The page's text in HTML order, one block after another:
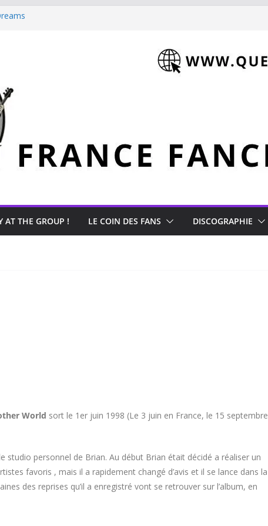
Mercury
AT THE GROUP ! LE COIN DES FANS DISCOGRAPHIE
World sort le 1er juin 1998 (Le 3 juin en France, le 15 septembre
studio personnel de Brian. Au début Brian était décidé a réaliser un
favoris , mais il a rapidement changé d’avis et il se lance dans la
des reprises qu’il a enregistré vont se retrouver sur l’album, en